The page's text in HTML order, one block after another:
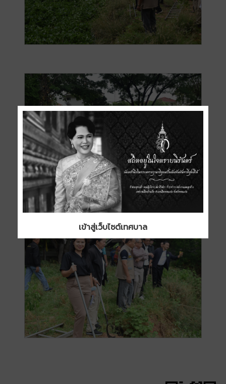
เข้าสู่เว็บไซต์เทศบาล